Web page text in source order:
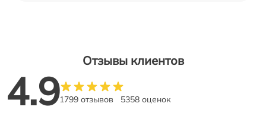
Отзывы клиентов
4.91799 отзывов 5358 оценок